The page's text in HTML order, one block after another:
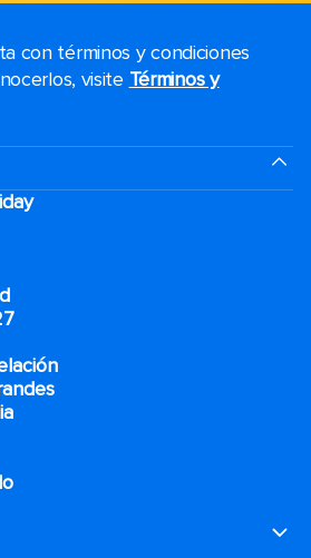
con términos y condiciones
visite Términos y